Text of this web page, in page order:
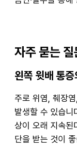
자주 묻는 질
왼쪽 윗배 통
주로 위염, 췌장
발생할 수 있습니
상이 오래 지속된
단을 받는 것이